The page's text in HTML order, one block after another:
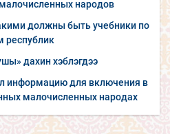
народов
должны быть учебники по
республик
дахин хэблэгдээ
информацию для включения в
малочисленных народах